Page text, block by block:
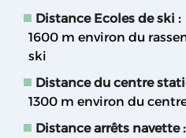
Distance Ecoles de ski :
1600 m environ du
ski
Distance du centre
1300 m environ du
Distance arrêts navette :